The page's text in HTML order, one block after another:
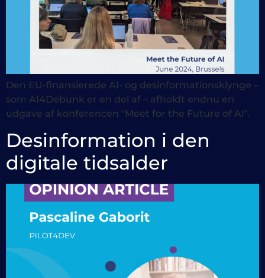
Den EU-finansierede AI- og desinformationsklynge –
som AI4Debunk er en del af – afholdt endnu en
udgave af konferencen "Meet for the Future of AI".
Desinformation i den
digitale tidsalder